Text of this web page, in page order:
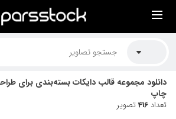
دانلود مجموعه قالب دایکات بسته‌بندی برای
چاپ
تعداد 416تصویر
لیست قیمت ها
موضوعات تصاویر